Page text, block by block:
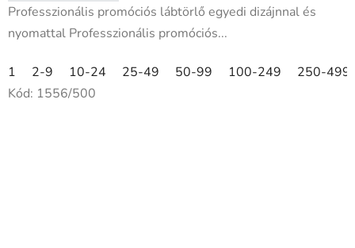
Professzionális promóciós lábtörlő egyedi dizájnnal és
nyomattal Professzionális promóciós...
1 2-9 10-24 25-49 50-99 100-249
250-499
Kód: 1556/500